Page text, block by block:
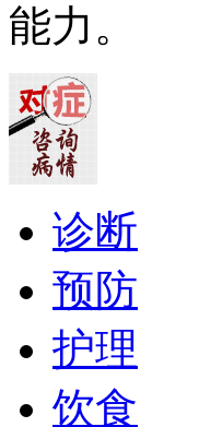
能力。
诊断
预防
护理
饮食